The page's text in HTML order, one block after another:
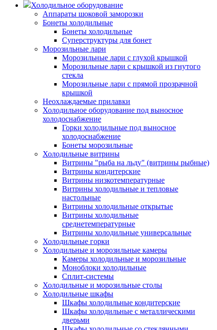
Холодильное оборудование
Аппараты шоковой заморозки
Бонеты холодильные
Бонеты холодильные
Суперструктуры для бонет
Морозильные лари
Морозильные лари с глухой крышкой
Морозильные лари с крышкой из гнутого
стекла
Морозильные лари с прямой прозрачной
крышкой
Неохлаждаемые прилавки
Холодильное оборудование под выносное
холодоснабжение
Горки холодильные под выносное
холодоснабжение
Бонеты морозильные
Холодильные витрины
Витрины "рыба на льду" (витрины рыбные)
Витрины кондитерские
Витрины низкотемпературные
Витрины холодильные и тепловые
настольные
Витрины холодильные открытые
Витрины холодильные
среднетемпературные
Витрины холодильные универсальные
Холодильные горки
Холодильные и морозильные камеры
Камеры холодильные и морозильные
Моноблоки холодильные
Сплит-системы
Холодильные и морозильные столы
Холодильные шкафы
Шкафы холодильные кондитерские
Шкафы холодильные с металлическими
дверьми